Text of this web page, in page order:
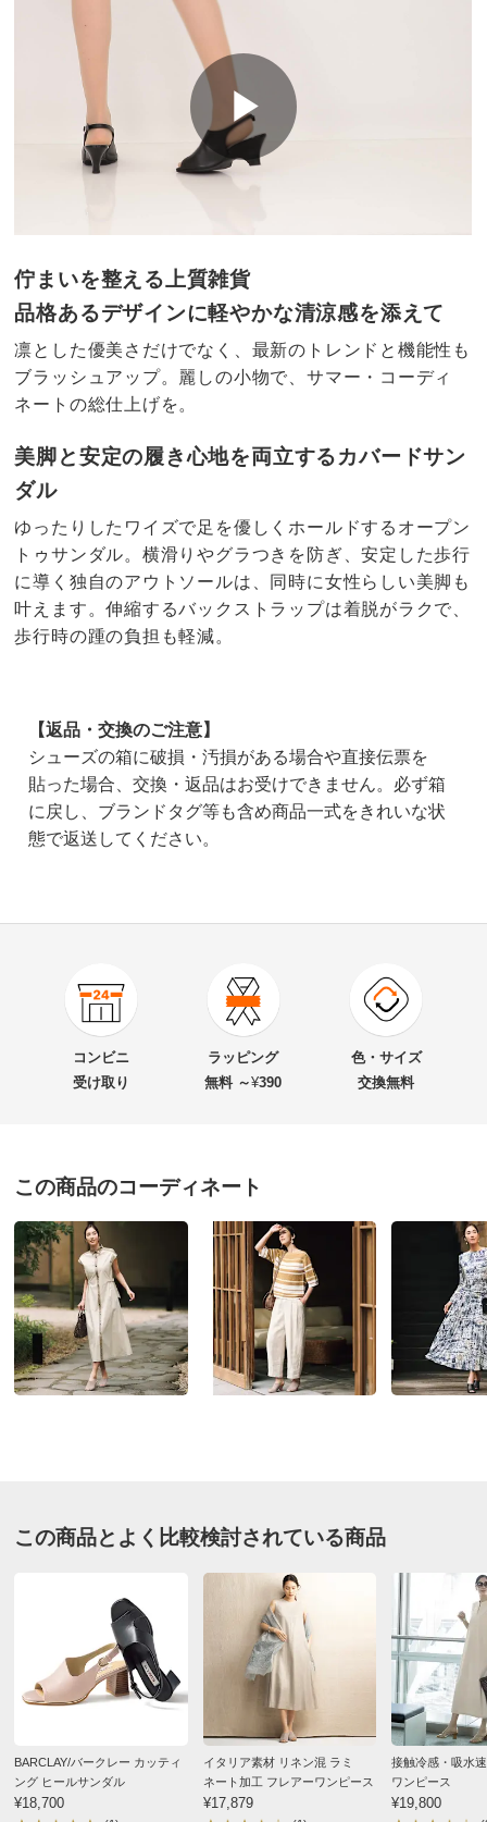
佇まいを整える上質雑貨
品格あるデザインに軽やかな清涼感を添えて
凛とした優美さだけでなく、最新のトレンドと機能性も
ブラッシュアップ。麗しの小物で、サマー・コーディ
ネートの総仕上げを。
美脚と安定の履き心地を両立するカバードサン
ダル
ゆったりしたワイズで足を優しくホールドするオープン
トゥサンダル。横滑りやグラつきを防ぎ、安定した歩行
に導く独自のアウトソールは、同時に女性らしい美脚も
叶えます。伸縮するバックストラップは着脱がラクで、
歩行時の踵の負担も軽減。
【返品・交換のご注意】
シューズの箱に破損・汚損がある場合や直接伝票を
貼った場合、交換・返品はお受けできません。必ず箱
に戻し、ブランドタグ等も含め商品一式をきれいな状
態で返送してください。
商品番号 900-1637-02
with width/ウィズウィズ バックストラップ サンダル
送料・送料種
基本配送料：¥880
お支払い方法 送料について
■色：（ア）ブラック、（イ）ライトオーク
■素材：牛革（（イ）はヌバック加工）、インナー…合成
皮革
■合成ゴム底
サイズ記号 22.5 23 23.5
3E 3E
7.5 7.5
8.5 8.5
重量片足（ｇ） 190 200 200
24.5
ワイズ相当 3E
ヒール高さ 7.5
★★★★★
★★★★★
★★
★★★
神奈川県 60代以上女性 身長 : 158cm
普段のサイズ : 23.5
購入したサイズで「ちょうどよかった」
かかとのコルクにラメが散っていてお洒落です。つま先
から覗くエナメルも素敵です。
3Eが購入の決め手になりました。甲が深いため安定感
すべての口コミを見る
コンビニ
受け取り
ラッピング
無料 ～¥390
色・サイズ
交換無料
この商品のコーディネート
この商品とよく比較検討されている商品
BARCLAY/バークレー カッティ
ング ヒールサンダル
¥18,700
イタリア素材 リネン混 ラミ
ネート加工 フレアーワンピース
¥17,879
接触冷感・吸水
ワンピース
¥19,800